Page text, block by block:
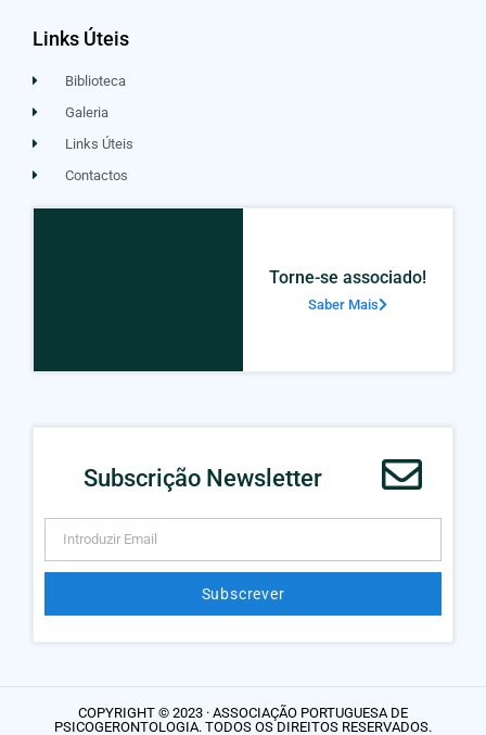
Links Úteis
Biblioteca
Galeria
Links Úteis
Contactos
Torne-se associado!
Saber Mais
Subscrição Newsletter
Subscrever
COPYRIGHT © 2023 · ASSOCIAÇÃO PORTUGUESA DE
PSICOGERONTOLOGIA. TODOS OS DIREITOS RESERVADOS.